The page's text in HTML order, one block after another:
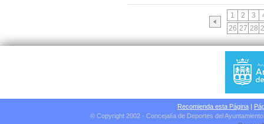
1 2 3
26 27 28
Recomienda esta Página |
© Copyright 2002 - Concejalía de Deportes del